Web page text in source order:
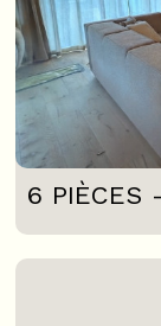
6 PIÈCES